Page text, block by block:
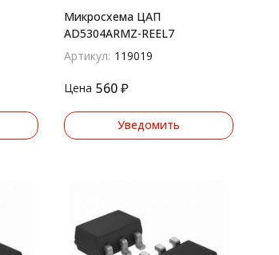
Микросхема ЦАП
AD5304ARMZ-REEL7
Артикул: 119019
Цена 560 ₽
Уведомить